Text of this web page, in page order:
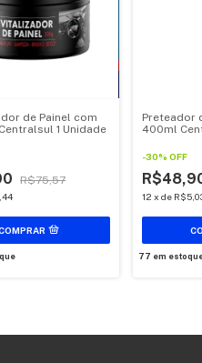
de Painel com
1 Unidade
R$75,57
Preteador
400ml
-30% OFF
12 x de
77 em